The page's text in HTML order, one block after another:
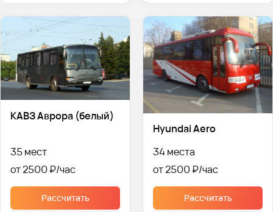
КАВЗ Аврора (белый)
35 мест
от 2500 ₽
Рассчитать
Hyundai Aero
34 места
от 2500 ₽
Рассчитать